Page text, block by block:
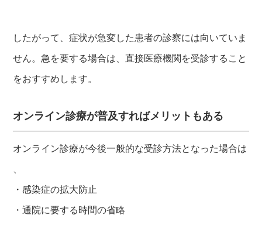
したがって、症状が急変した患者の診察には向いていま
せん。急を要する場合は、直接医療機関を受診すること
をおすすめします。
オンライン診療が普及すればメリットもある
オンライン診療が今後一般的な受診方法となった場合は
、
・感染症の拡大防止
・通院に要する時間の省略